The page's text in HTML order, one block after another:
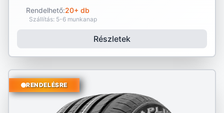
Rendelhető:20+ db
Szállítás: 5-6 munkanap
Részletek
RENDELÉSRE